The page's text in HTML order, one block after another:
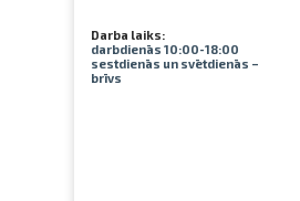
Darba laiks:
darbdienās 10:00-18:00
sestdienās un svētdienās –
brīvs